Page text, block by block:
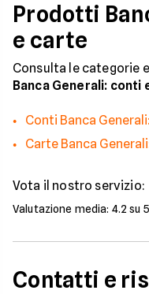
Prodotti
e carte
Consulta le categorie
Banca Generali: conti
Conti Banca
Carte Banca
Vota il nostro servizio:
Valutazione media: 4.2 su 5
Contatti e